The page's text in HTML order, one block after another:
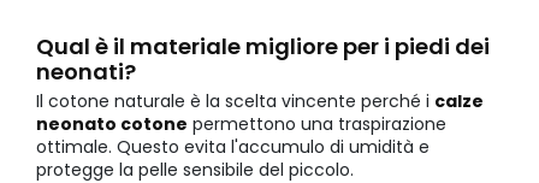
Qual è il materiale migliore per i piedi dei
neonati?
Il cotone naturale è la scelta vincente perché i calze
neonato cotone permettono una traspirazione
ottimale. Questo evita l'accumulo di umidità e
protegge la pelle sensibile del piccolo.